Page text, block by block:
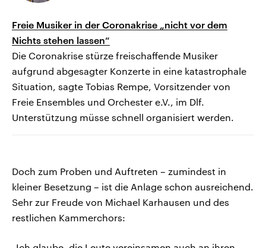
Freie Musiker in der Coronakrise „nicht vor dem
Nichts stehen lassen“
Die Coronakrise stürze freischaffende Musiker
aufgrund abgesagter Konzerte in eine katastrophale
Situation, sagte Tobias Rempe, Vorsitzender von
Freie Ensembles und Orchester e.V., im Dlf.
Unterstützung müsse schnell organisiert werden.
Doch zum Proben und Auftreten – zumindest in
kleiner Besetzung – ist die Anlage schon ausreichend.
Sehr zur Freude von Michael Karhausen und des
restlichen Kammerchors: